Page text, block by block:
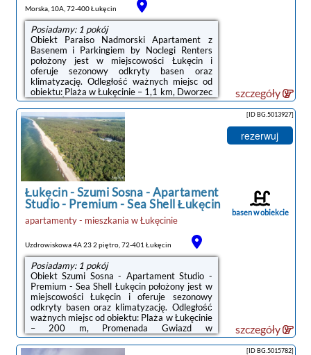
Morska, 10A, 72-400 Łukęcin
Posiadamy: 1 pokój
Obiekt Paraiso Nadmorski Apartament z
Basenem i Parkingiem by Noclegi Renters
położony jest w miejscowości Łukęcin i
oferuje sezonowy odkryty basen oraz
klimatyzację. Odległość ważnych miejsc od
obiektu: Plaża w Łukęcinie – 1,1 km, Dworzec
PKP Świnoujście – 50 km. Oferta
apartamentu obejmuje bezpłatny prywatny
parking, całodobową recepcję oraz bezpłatne
Wi-Fi.Oferta apartamentu obejmuje sypialnię
(1), salon, aneks kuchenny z pełnym
wyposażeniem, w tym lodówką i ekspresem
do kawy, a także łazienkę (1) z prysznicem
oraz bezpłatnym zestawem kosmetyków. W
apartamencie ...
szczegóły
Łukęcin-Szumi Sosna - Apartament
Studio - Premium - Sea Shell Łukęcin
apartamenty - mieszkania wŁukęcinie
Uzdrowiskowa 4A 23 2 piętro, 72-401 Łukęcin
Posiadamy: 1 pokój
Obiekt Szumi Sosna - Apartament Studio -
Premium - Sea Shell Łukęcin położony jest w
miejscowości Łukęcin i oferuje sezonowy
odkryty basen oraz klimatyzację. Odległość
ważnych miejsc od obiektu: Plaża w Łukęcinie
– 200 m, Promenada Gwiazd w
Międzyzdrojach – 35 km. Oferta apartamentu
obejmuje prywatny basen, ogród oraz
[ID BG.5013927]
rezerwuj
basen w obiekcie
szczegóły
[ID BG.5015782]